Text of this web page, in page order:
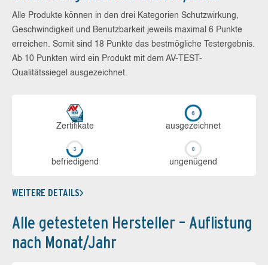
Alle Produkte können in den drei Kategorien Schutzwirkung,
Geschwindigkeit und Benutzbarkeit jeweils maximal 6 Punkte
erreichen. Somit sind 18 Punkte das bestmögliche Testergebnis.
Ab 10 Punkten wird ein Produkt mit dem AV-TEST-
Qualitätssiegel ausgezeichnet.
Zerti­fikate aus­ge­zeich­net
be­frie­di­gend un­ge­nü­gend
WEITERE DETAILS
Alle getesteten Hersteller – Auflistung
nach Monat/Jahr